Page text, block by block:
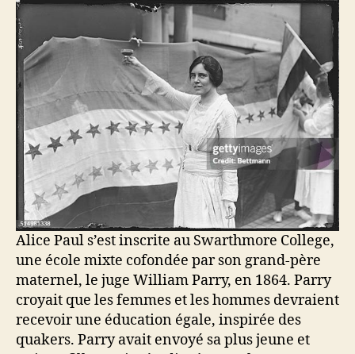
Alice Paul s’est inscrite au Swarthmore College,
une école mixte cofondée par son grand-père
maternel, le juge William Parry, en 1864. Parry
croyait que les femmes et les hommes devraient
recevoir une éducation égale, inspirée des
quakers. Parry avait envoyé sa plus jeune et